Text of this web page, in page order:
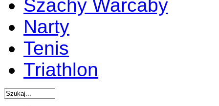
Szachy Warcaby
Narty
Tenis
Triathlon